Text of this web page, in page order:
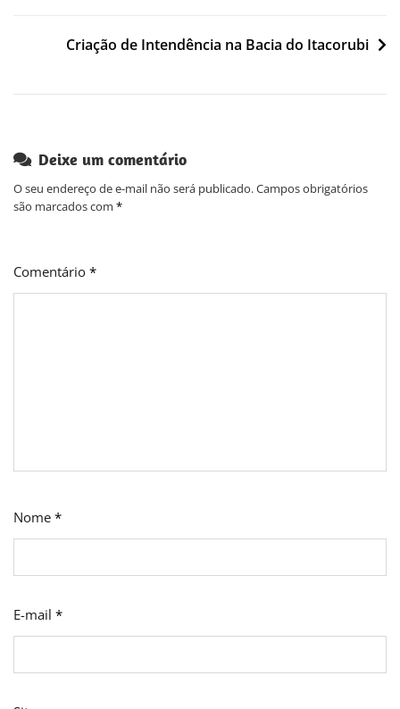
Criação de Intendência na Bacia do Itacorubi
Deixe um comentário
O seu endereço de e-mail não será publicado.Campos obrigatórios
são marcados com *
Comentário *
Nome *
E-mail *